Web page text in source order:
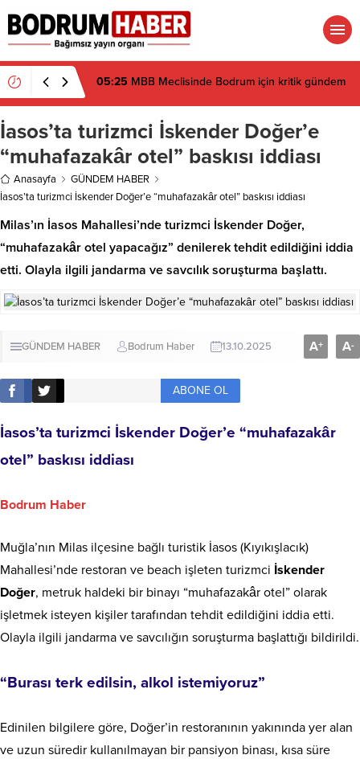
05:25 MBB Meclisinde Bodrum için kritik gündem
İasos’ta turizmci İskender Doğer’e
“muhafazakâr otel” baskısı iddiası
Anasayfa
GÜNDEM HABER
İasos’ta turizmci İskender Doğer’e “muhafazakâr otel” baskısı iddiası
Milas’ın İasos Mahallesi’nde turizmci İskender Doğer,
“muhafazakâr otel yapacağız” denilerek tehdit edildiğini iddia
etti. Olayla ilgili jandarma ve savcılık soruşturma başlattı.
GÜNDEM HABER Bodrum Haber 13.10.2025 A+ A-
ABONE OL
İasos’ta turizmci İskender Doğer’e “muhafazakâr
otel” baskısı iddiası
Bodrum Haber
Muğla’nın Milas ilçesine bağlı turistik İasos (Kıyıkışlacık)
Mahallesi’nde restoran ve beach işleten turizmci İskender
Doğer, metruk haldeki bir binayı “muhafazakâr otel” olarak
işletmek isteyen kişiler tarafından tehdit edildiğini iddia etti.
Olayla ilgili jandarma ve savcılığın soruşturma başlattığı bildirildi.
“Burası terk edilsin, alkol istemiyoruz”
Edinilen bilgilere göre, Doğer’in restoranının yakınında yer alan
ve uzun süredir kullanılmayan bir pansiyon binası, kısa süre